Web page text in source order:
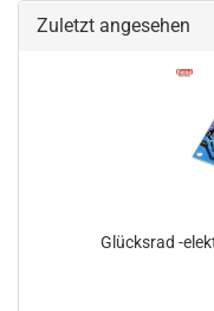
Zuletzt angesehen
Glücksrad -